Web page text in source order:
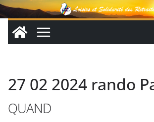
Passer
au
contenu
27 02 2024 rando
QUAND